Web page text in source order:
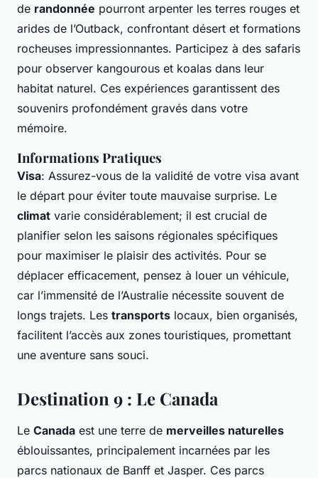
de randonnée pourront arpenter les terres rouges et
arides de l’Outback, confrontant désert et formations
rocheuses impressionnantes. Participez à des safaris
pour observer kangourous et koalas dans leur
habitat naturel. Ces expériences garantissent des
souvenirs profondément gravés dans votre
mémoire.
Informations Pratiques
Visa: Assurez-vous de la validité de votre visa avant
le départ pour éviter toute mauvaise surprise. Le
climat varie considérablement; il est crucial de
planifier selon les saisons régionales spécifiques
pour maximiser le plaisir des activités. Pour se
déplacer efficacement, pensez à louer un véhicule,
car l’immensité de l’Australie nécessite souvent de
longs trajets. Les transports locaux, bien organisés,
facilitent l’accès aux zones touristiques, promettant
une aventure sans souci.
Destination 9 : Le Canada
Le Canada est une terre de merveilles naturelles
éblouissantes, principalement incarnées par les
parcs nationaux de Banff et Jasper. Ces parcs